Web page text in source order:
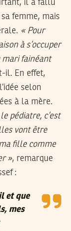
il a fallu
femme, mais
« Pour
à s’occuper
mari fainéant
il. En effet,
selon
à la mère.
pédiatre, c’est
vont être
fille comme
», remarque
:
et que
mes